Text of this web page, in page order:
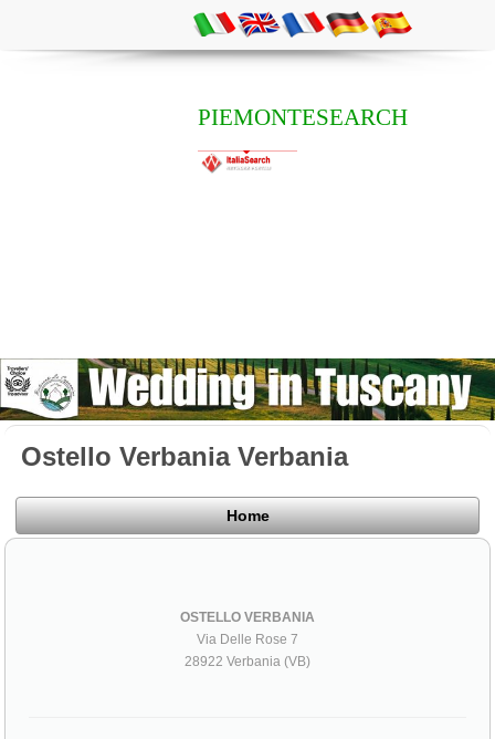
PIEMONTESEARCH
Ostello Verbania Verbania
Home
OSTELLO VERBANIA
Via Delle Rose 7
28922 Verbania (VB)